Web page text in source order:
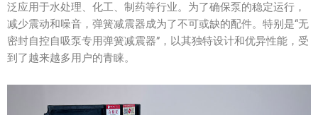
泛应用于水处理、化工、制药等行业。为了确保泵的稳定运行，
减少震动和噪音，弹簧减震器成为了不可或缺的配件。特别是“无
密封自控自吸泵专用弹簧减震器”，以其独特设计和优异性能，受
到了越来越多用户的青睐。